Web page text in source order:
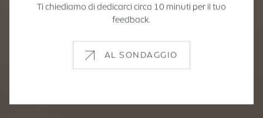
Ti chiediamo di dedicarci circa 10 minuti per il tuo
feedback.
AL SONDAGGIO